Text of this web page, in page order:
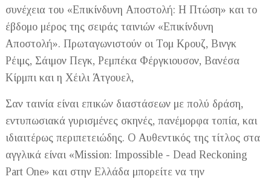
συνέχεια του «Επικίνδυνη Αποστολή: Η Πτώση» και το
έβδομο μέρος της σειράς ταινιών «Επικίνδυνη
Αποστολή». Πρωταγωνιστούν οι Τομ Κρουζ, Βινγκ
Ρέιμς, Σάιμον Πεγκ, Ρεμπέκα Φέργκιουσον, Βανέσα
Κίρμπι και η Χέιλι Άτγουελ,
Σαν ταινία είναι επικών διαστάσεων με πολύ δράση,
εντυπωσιακά γυρισμένες σκηνές, πανέμορφα τοπία, και
ιδιαιτέρως περιπετειώδης. Ο Αυθεντικός της τίτλος στα
αγγλικά είναι «Mission: Impossible - Dead Reckoning
Part One» και στην Ελλάδα μπορείτε να την